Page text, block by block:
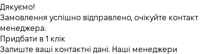
Дякуємо!
Замовлення успішно відправлено, очікуйте контакт
менеджера.
Придбати в 1 клік
Залиште ваші контактні дані. Наші менеджери